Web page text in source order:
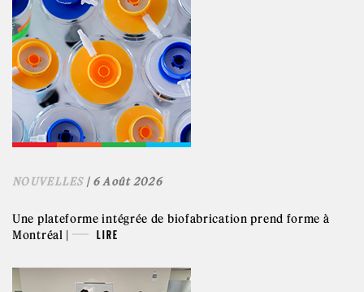
NOUVELLES| 6 Août 2026
Une plateforme intégrée de biofabrication prend forme à
Montréal |
LIRE